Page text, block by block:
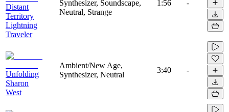
Distant
Territory
Lightning
Traveler
Synthesizer, Soundscape,
Neutral, Strange
1:56 -
Unfolding
Sharon
West
Ambient/New Age,
Synthesizer, Neutral
3:40 -